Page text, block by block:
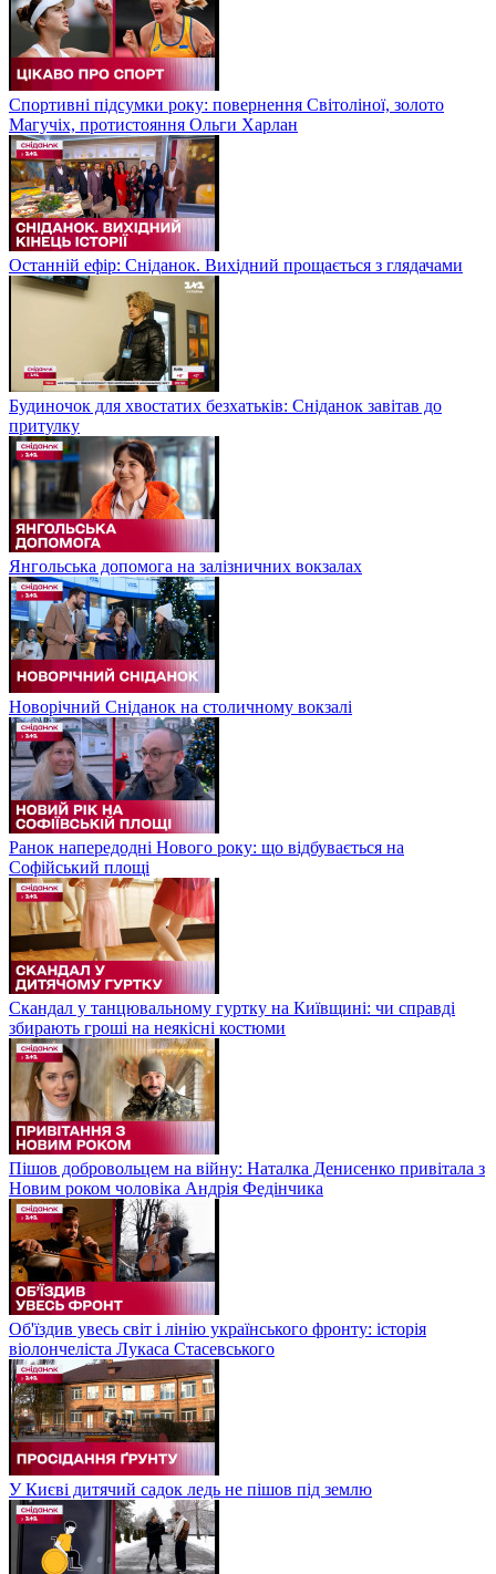
Спортивні підсумки року: повернення Світоліної, золото
Магучіх, протистояння Ольги Харлан
Останній ефір: Сніданок. Вихідний прощається з глядачами
Будиночок для хвостатих безхатьків: Сніданок завітав до
притулку
Янгольська допомога на залізничних вокзалах
Новорічний Сніданок на столичному вокзалі
Ранок напередодні Нового року: що відбувається на
Софійський площі
Скандал у танцювальному гуртку на Київщині: чи справді
збирають гроші на неякісні костюми
Пішов добровольцем на війну: Наталка Денисенко привітала з
Новим роком чоловіка Андрія Федінчика
Об'їздив увесь світ і лінію українського фронту: історія
віолончеліста Лукаса Стасевського
У Києві дитячий садок ледь не пішов під землю